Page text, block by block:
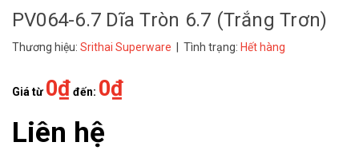
PV064-6.7 Dĩa Tròn 6.7 (Trắng Trơn)
Thương hiệu: Srithai Superware | Tình trạng: Hết hàng
Giá từ 0₫đến: 0₫
Liên hệ